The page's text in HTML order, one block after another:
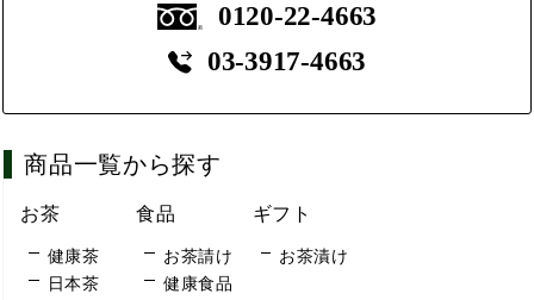
0120-22-4663
03-3917-4663
商品一覧から探す
お茶
健康茶
日本茶
食品
お茶請け
健康食品
ギフト
お茶漬け